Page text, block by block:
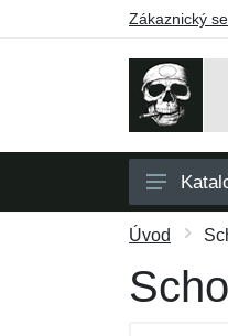
Zákaznický
Pánské
Dámské
Úvod